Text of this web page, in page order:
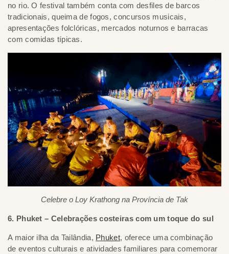
no rio. O festival também conta com desfiles de barcos
tradicionais, queima de fogos, concursos musicais,
apresentações folclóricas, mercados noturnos e barracas
com comidas típicas.
Celebre o Loy Krathong na Província de Tak
6. Phuket – Celebrações costeiras com um toque do sul
A maior ilha da Tailândia, Phuket, oferece uma combinação
de eventos culturais e atividades familiares para comemorar